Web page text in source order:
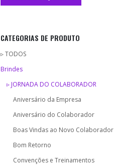
CATEGORIAS DE PRODUTO
▹ TODOS
Brindes
▹ JORNADA DO COLABORADOR
Aniversário da Empresa
Aniversário do Colaborador
Boas Vindas ao Novo Colaborador
Bom Retorno
Convenções e Treinamentos